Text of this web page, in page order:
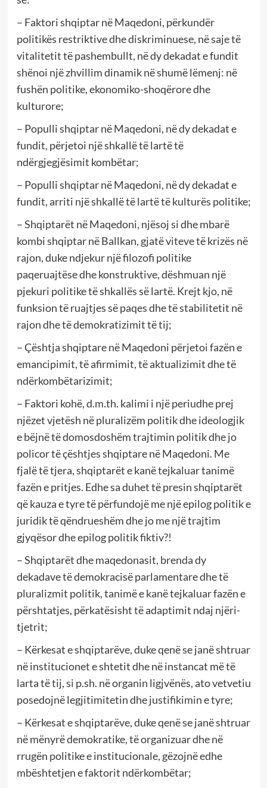
– Faktori shqiptar në Maqedoni, përkundër
politikës restriktive dhe diskriminuese, në saje të
vitalitetit të pashembullt, në dy dekadat e fundit
shënoi një zhvillim dinamik në shumë lëmenj: në
fushën politike, ekonomiko-shoqërore dhe
kulturore;
– Populli shqiptar në Maqedoni, në dy dekadat e
fundit, përjetoi një shkallë të lartë të
ndërgjegjësimit kombëtar;
– Populli shqiptar në Maqedoni, në dy dekadat e
fundit, arriti një shkallë të lartë të kulturës politike;
– Shqiptarët në Maqedoni, njësoj si dhe mbarë
kombi shqiptar në Ballkan, gjatë viteve të krizës në
rajon, duke ndjekur një filozofi politike
paqeruajtëse dhe konstruktive, dëshmuan një
pjekuri politike të shkallës së lartë. Krejt kjo, në
funksion të ruajtjes së paqes dhe të stabilitetit në
rajon dhe të demokratizimit të tij;
– Çështja shqiptare në Maqedoni përjetoi fazën e
emancipimit, të afirmimit, të aktualizimit dhe të
ndërkombëtarizimit;
– Faktori kohë, d.m.th. kalimi i një periudhe prej
njëzet vjetësh në pluralizëm politik dhe ideologjik
e bëjnë të domosdoshëm trajtimin politik dhe jo
policor të çështjes shqiptare në Maqedoni. Me
fjalë të tjera, shqiptarët e kanë tejkaluar tanimë
fazën e pritjes. Edhe sa duhet të presin shqiptarët
që kauza e tyre të përfundojë me një epilog politik e
juridik të qëndrueshëm dhe jo me një trajtim
gjyqësor dhe epilog politik fiktiv?!
– Shqiptarët dhe maqedonasit, brenda dy
dekadave të demokracisë parlamentare dhe të
pluralizmit politik, tanimë e kanë tejkaluar fazën e
përshtatjes, përkatësisht të adaptimit ndaj njëri-
tjetrit;
– Kërkesat e shqiptarëve, duke qenë se janë shtruar
në institucionet e shtetit dhe në instancat më të
larta të tij, si p.sh. në organin ligjvënës, ato vetvetiu
posedojnë legjitimitetin dhe justifikimin e tyre;
– Kërkesat e shqiptarëve, duke qenë se janë shtruar
në mënyrë demokratike, të organizuar dhe në
rrugën politike e institucionale, gëzojnë edhe
mbështetjen e faktorit ndërkombëtar;